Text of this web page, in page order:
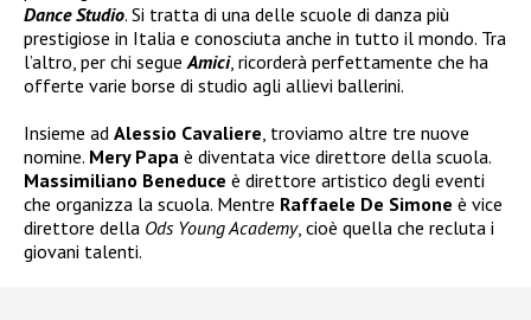
Dance Studio. Si tratta di una delle scuole di danza più
prestigiose in Italia e conosciuta anche in tutto il mondo. Tra
l’altro, per chi segueAmici, ricorderà perfettamente che ha
offerte varie borse di studio agli allievi ballerini.
Insieme ad Alessio Cavaliere, troviamo altre tre nuove
nomine. Mery Papa è diventata vice direttore della scuola.
Massimiliano Beneduce è direttore artistico degli eventi
che organizza la scuola. Mentre Raffaele De Simone è vice
direttore della Ods Young Academy, cioè quella che recluta i
giovani talenti.